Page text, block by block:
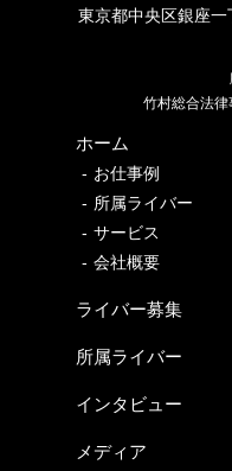
東京都中央区銀座
竹村総合法
ホーム
お仕事例
所属ライバー
サービス
会社概要
ライバー募集
所属ライバー
インタビュー
メディア